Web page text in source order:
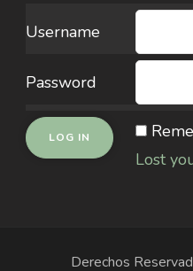
Username
Password
Lost
Derechos